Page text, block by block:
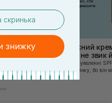
50%, і як
є
Сонцезахисний
тих, хто ще не звик
Якщо у вашому уявленні
лише на відпочинку, бо він
шкірі, може бути
знижку